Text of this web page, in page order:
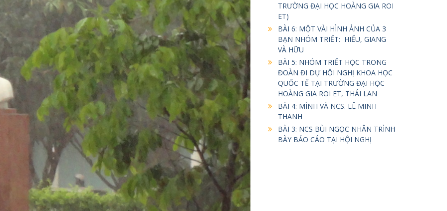
TRƯỜNG ĐẠI HỌC HOÀNG GIA ROI
ET)
BÀI 6: MỘT VÀI HÌNH ẢNH CỦA 3
BẠN NHÓM TRIẾT: HIẾU, GIANG
VÀ HỮU
BÀI 5: NHÓM TRIẾT HỌC TRONG
ĐOÀN ĐI DỰ HỘI NGHỊ KHOA HỌC
QUỐC TẾ TẠI TRƯỜNG ĐẠI HỌC
HOÀNG GIA ROI ET, THÁI LAN
BÀI 4: MÌNH VÀ NCS. LÊ MINH
THANH
BÀI 3: NCS BÙI NGỌC NHÂN TRÌNH
BÀY BÁO CÁO TẠI HỘI NGHỊ